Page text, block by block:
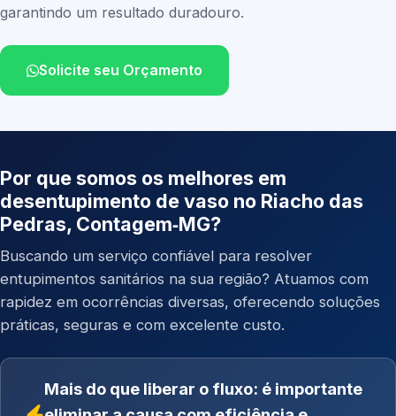
garantindo um resultado duradouro.
Solicite seu Orçamento
Por que somos os melhores em
desentupimento de vaso no Riacho das
Pedras, Contagem‑MG?
Buscando um serviço confiável para resolver
entupimentos sanitários na sua região? Atuamos com
rapidez em ocorrências diversas, oferecendo soluções
práticas, seguras e com excelente custo.
Mais do que liberar o fluxo: é importante